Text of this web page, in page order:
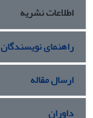
اطلاعات نشریه
راهنمای نویسندگان
ارسال مقاله
داوران